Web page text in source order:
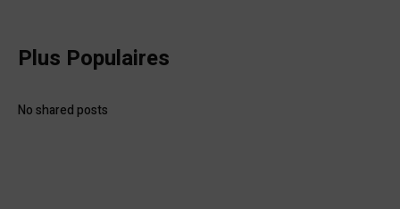
Plus Populaires
No shared posts